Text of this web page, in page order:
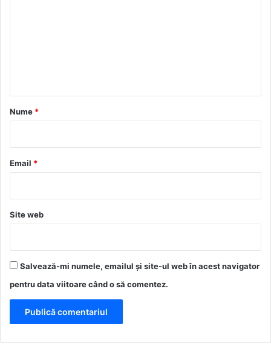
r
*
Nume *
Email *
Site web
Salvează-mi numele, emailul și site-ul web în acest navigator
pentru data viitoare când o să comentez.